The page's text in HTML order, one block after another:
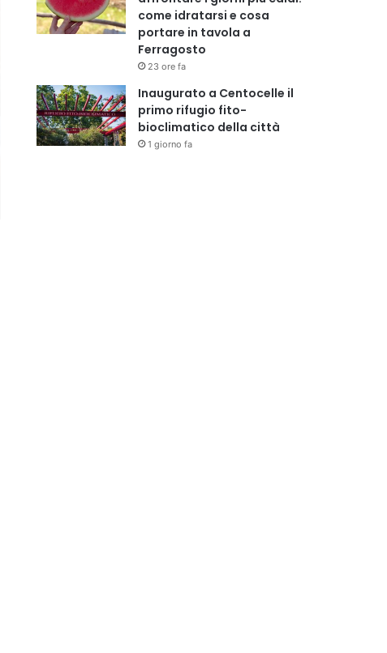
come idratarsi e cosa
portare in tavola a
Ferragosto
23 ore fa
Inaugurato a Centocelle il
primo rifugio fito-
bioclimatico della città
1 giorno fa